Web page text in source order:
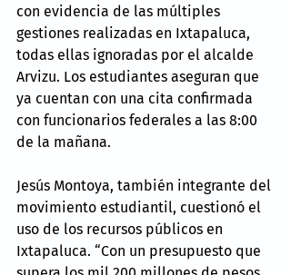
con evidencia de las múltiples
gestiones realizadas en Ixtapaluca,
todas ellas ignoradas por el alcalde
Arvizu. Los estudiantes aseguran que
ya cuentan con una cita confirmada
con funcionarios federales a las 8:00
de la mañana.
Jesús Montoya, también integrante del
movimiento estudiantil, cuestionó el
uso de los recursos públicos en
Ixtapaluca. “Con un presupuesto que